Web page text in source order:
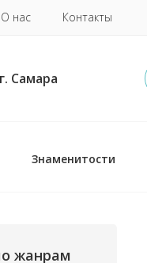
О нас Контакты
г. Самара
Знаменитости
жанрам